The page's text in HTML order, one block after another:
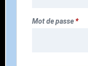
Mot de passe*